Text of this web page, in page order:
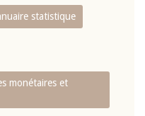
statistique
monétaires et